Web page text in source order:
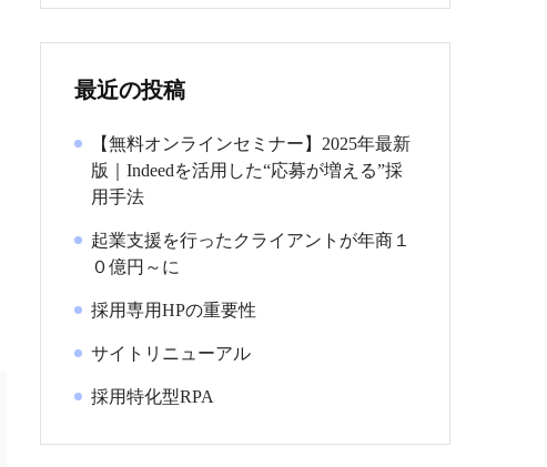
最近の投稿
【無料オンラインセミナー】2025年最新
版｜Indeedを活用した“応募が増える”採
用手法
起業支援を行ったクライアントが年商１
０億円～に
採用専用HPの重要性
サイトリニューアル
採用特化型RPA